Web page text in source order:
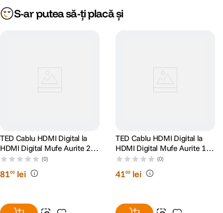
S-ar putea să-ți placă și
TED Cablu HDMI Digital la
HDMI Digital Mufe Aurite 20
metri
(0)
8100 lei
TED Cablu HDMI Digital la
HDMI Digital Mufe Aurite 10
metri
(0)
4100 lei